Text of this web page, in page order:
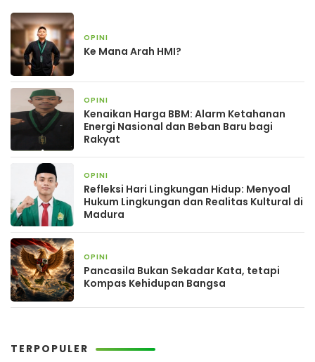
OPINI
Ke Mana Arah HMI?
OPINI
Kenaikan Harga BBM: Alarm Ketahanan
Energi Nasional dan Beban Baru bagi
Rakyat
OPINI
Refleksi Hari Lingkungan Hidup: Menyoal
Hukum Lingkungan dan Realitas Kultural di
Madura
OPINI
Pancasila Bukan Sekadar Kata, tetapi
Kompas Kehidupan Bangsa
TERPOPULER